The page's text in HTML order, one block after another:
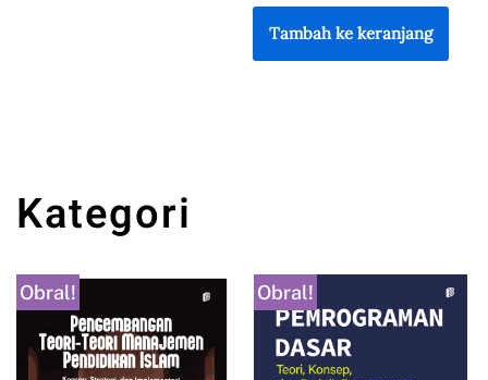
Tambah ke keranjang
Kategori
Obral! Obral!